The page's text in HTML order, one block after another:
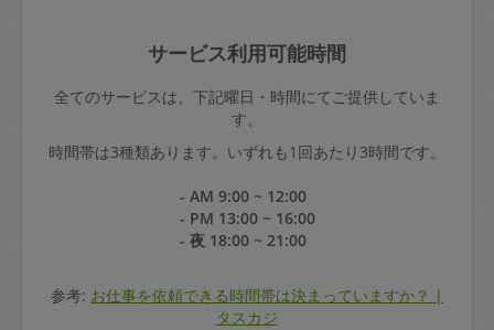
サービス利用可能時間
全てのサービスは、下記曜日・時間にてご提供していま
す。
時間帯は3種類あります。いずれも1回あたり3時間です。
- AM 9:00 ~ 12:00
- PM 13:00 ~ 16:00
- 夜 18:00 ~ 21:00
参考: お仕事を依頼できる時間帯は決まっていますか？ |
タスカジ